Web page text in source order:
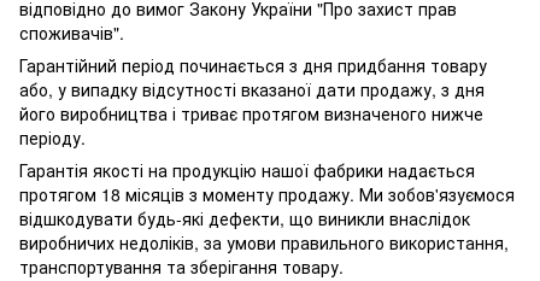
відповідно до вимог Закону України "Про захист прав
споживачів".
Гарантійний період починається з дня придбання товару
або, у випадку відсутності вказаної дати продажу, з дня
його виробництва і триває протягом визначеного нижче
періоду.
Гарантія якості на продукцію нашої фабрики надається
протягом 18 місяців з моменту продажу. Ми зобов'язуємося
відшкодувати будь-які дефекти, що виникли внаслідок
виробничих недоліків, за умови правильного використання,
транспортування та зберігання товару.